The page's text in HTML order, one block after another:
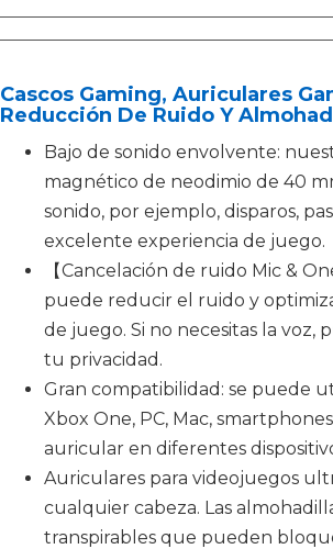
Cascos Gaming, Auriculares
Reducción De Ruido Y
Bajo de sonido envolvente:
magnético de neodimio de 40
sonido, por ejemplo, disparos,
excelente experiencia de juego.
【Cancelación de ruido Mic &
puede reducir el ruido y
de juego. Si no necesitas la
tu privacidad.
Gran compatibilidad: se puede
Xbox One, PC, Mac,
auricular en diferentes
Auriculares para videojuegos
cualquier cabeza. Las
transpirables que pueden